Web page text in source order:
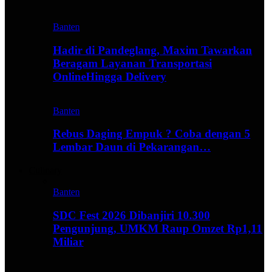
Banten
Hadir di Pandeglang, Maxim Tawarkan
Beragam Layanan Transportasi
OnlineHingga Delivery
Banten
Rebus Daging Empuk ? Coba dengan 5
Lembar Daun di Pekarangan…
Banten
SDC Fest 2026 Dibanjiri 10.300
Pengunjung, UMKM Raup Omzet Rp1,11
Miliar